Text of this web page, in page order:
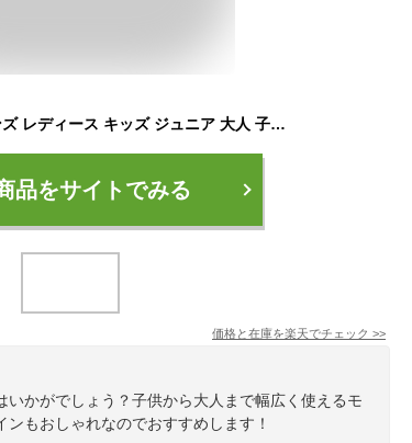
卓球 シューズ 靴 メンズ レディース キッズ ジュニア 大人 子供 中学生 高校生 大学生 社会人 部活 体育館シューズ MIZUNO ミズノ [ユニセックス]（81GA1915）
品をサイトでみる
価格と在庫を楽天でチェック >>
いかがでしょう？子供から大人まで幅広く使えるモ
もおしゃれなのでおすすめします！